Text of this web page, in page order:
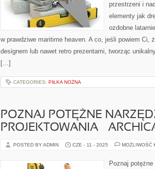
przestrzeni i
elementy jak
ozdobne
w prawdziwe maritime heaven. A co, jeśli powiem Ci,
designem lub nawet retro prezentami, tworząc
[…]
CATEGORIES: PIŁKA NOŻNA
POZNAJ POTĘŻNE
PROJEKTOWANIA –
POSTED BY ADMIN CZE - 11 - 2025 MOŻLIWOŚĆ
Poznaj